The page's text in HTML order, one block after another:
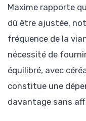
Maxime rapporte
dû être ajustée,
fréquence de la
nécessité de
équilibré, avec
constitue une
davantage sans